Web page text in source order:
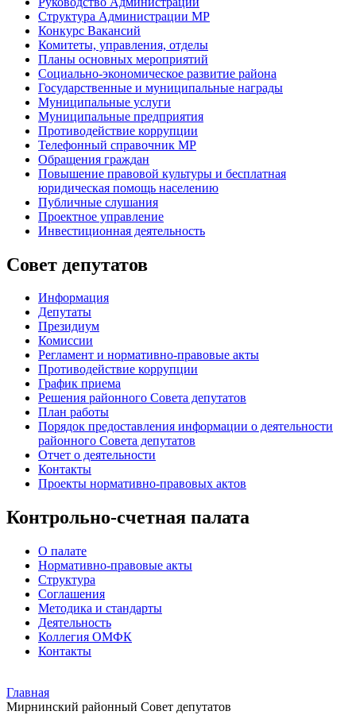
Структура Администрации МР
Конкурс Вакансий
Комитеты, управления, отделы
Планы основных мероприятий
Социально-экономическое развитие района
Государственные и муниципальные награды
Муниципальные услуги
Муниципальные предприятия
Противодействие коррупции
Телефонный справочник МР
Обращения граждан
Повышение правовой культуры и бесплатная
юридическая помощь населению
Публичные слушания
Проектное управление
Инвестиционная деятельность
Совет депутатов
Информация
Депутаты
Президиум
Комиссии
Регламент и нормативно-правовые акты
Противодействие коррупции
График приема
Решения районного Совета депутатов
План работы
Порядок предоставления информации о деятельности
районного Совета депутатов
Отчет о деятельности
Контакты
Проекты нормативно-правовых актов
Контрольно-счетная палата
О палате
Нормативно-правовые акты
Структура
Соглашения
Методика и стандарты
Деятельность
Коллегия ОМФК
Контакты
Главная
Мирнинский районный Совет депутатов